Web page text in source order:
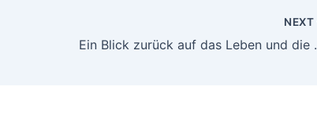
NEXT
Ein Blick